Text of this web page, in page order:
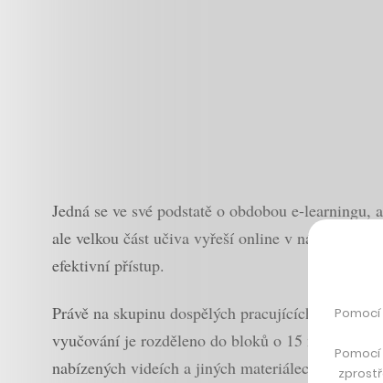
Jedná se ve své podstatě o obdobou e-
ale velkou část učiva vyřeší online v násobně
efektivní přístup.
Právě na skupinu dospělých pracujících studentů
vyučování je rozděleno do bloků o 15
nabízených videích a jiných materiálech, které